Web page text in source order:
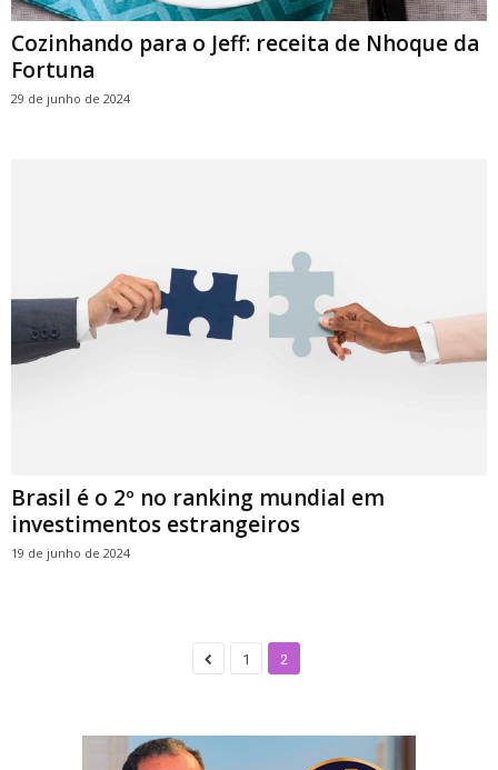
Cozinhando para o Jeff: receita de Nhoque da
Fortuna
29 de junho de 2024
Brasil é o 2º no ranking mundial em
investimentos estrangeiros
19 de junho de 2024
1 2